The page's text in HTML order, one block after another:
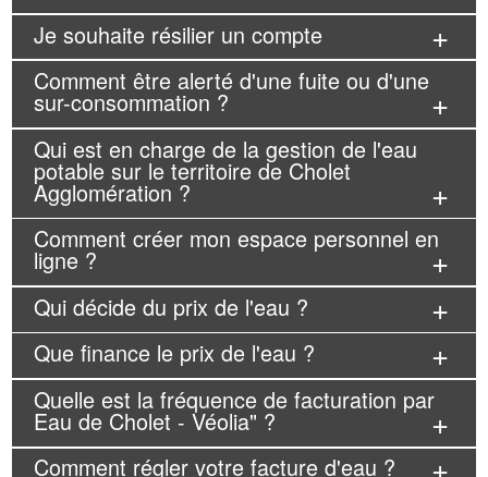
Je souhaite résilier un compte
Comment être alerté d'une fuite ou d'une
sur-consommation ?
Qui est en charge de la gestion de l'eau
potable sur le territoire de Cholet
Agglomération ?
Comment créer mon espace personnel en
ligne ?
Qui décide du prix de l'eau ?
Que finance le prix de l'eau ?
Quelle est la fréquence de facturation par
Eau de Cholet - Véolia" ?
Comment régler votre facture d'eau ?